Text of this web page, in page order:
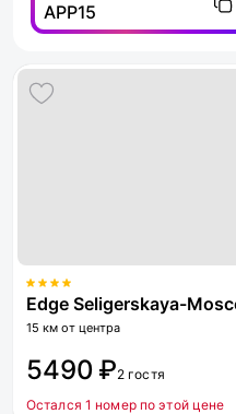
APP15
Edge Seligerskaya-Moscow (Эдж Селигерская)
15 км от центра
5490 ₽2 гостя
Остался 1 номер по этой цене